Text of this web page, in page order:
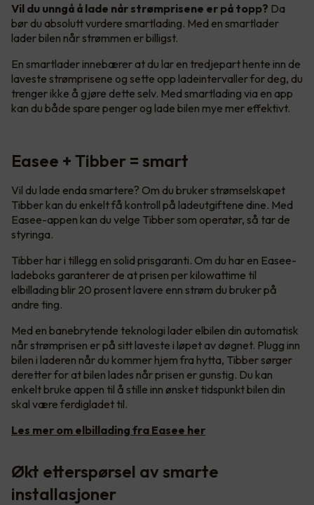
Vil du unngå å lade når strømprisene er på topp? Da
bør du absolutt vurdere smartlading. Med en smartlader
lader bilen når strømmen er billigst.
En smartlader innebærer at du lar en tredjepart hente inn de
laveste strømprisene og sette opp ladeintervaller for deg, du
trenger ikke å gjøre dette selv. Med smartlading via en app
kan du både spare penger og lade bilen mye mer effektivt.
Easee + Tibber = smart
Vil du lade enda smartere? Om du bruker strømselskapet
Tibber kan du enkelt få kontroll på ladeutgiftene dine. Med
Easee-appen kan du velge Tibber som operatør, så tar de
styringa.
Tibber har i tillegg en solid prisgaranti. Om du har en Easee-
ladeboks garanterer de at prisen per kilowattime til
elbillading blir 20 prosent lavere enn strøm du bruker på
andre ting.
Med en banebrytende teknologi lader elbilen din automatisk
når strømprisen er på sitt laveste i løpet av døgnet. Plugg inn
bilen i laderen når du kommer hjem fra hytta, Tibber sørger
deretter for at bilen lades når prisen er gunstig. Du kan
enkelt bruke appen til å stille inn ønsket tidspunkt bilen din
skal være ferdigladet til.
Les mer om elbillading fra Easee her
Økt etterspørsel av smarte
installasjoner